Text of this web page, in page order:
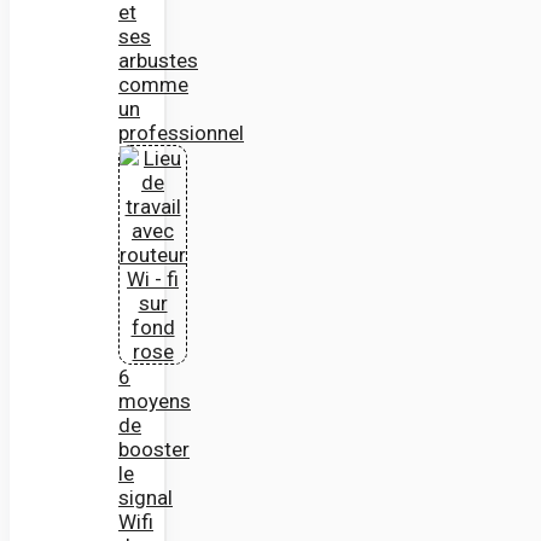
et
ses
arbustes
comme
un
professionnel
6
moyens
de
booster
le
signal
Wifi